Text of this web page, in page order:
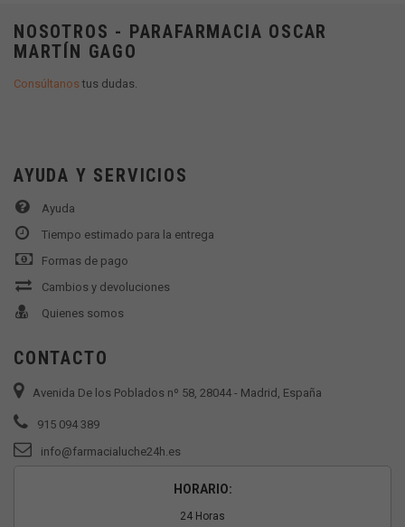
NOSOTROS - PARAFARMACIA OSCAR
MARTÍN GAGO
Consúltanostus dudas.
AYUDA Y SERVICIOS
Ayuda
Tiempo estimado para la entrega
Formas de pago
Cambios y devoluciones
Quienes somos
CONTACTO
Avenida De los Poblados nº 58, 28044 - Madrid, España
915 094 389
info@farmacialuche24h.es
HORARIO:
24 Horas